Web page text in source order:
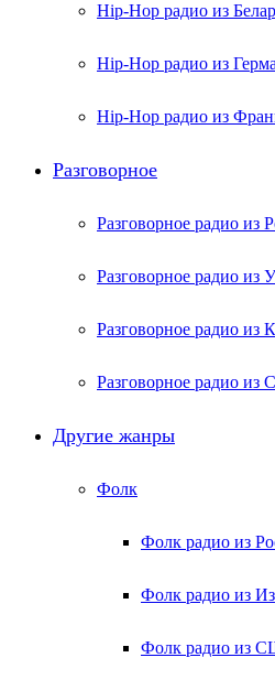
Hip-Hop радио из
Hip-Hop радио из
Hip-Hop радио из
Разговорное
Разговорное радио из
Разговорное радио из
Разговорное радио из
Разговорное радио
Другие жанры
Фолк
Фолк радио из
Фолк радио из
Фолк радио из